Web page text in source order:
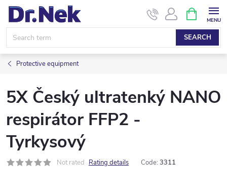
Skip
content
SEARCH
CART
Protective equipment
5X Český ultratenký NANO
respirátor FFP2 -
Tyrkysový
Not rated Rating details Code: 3311